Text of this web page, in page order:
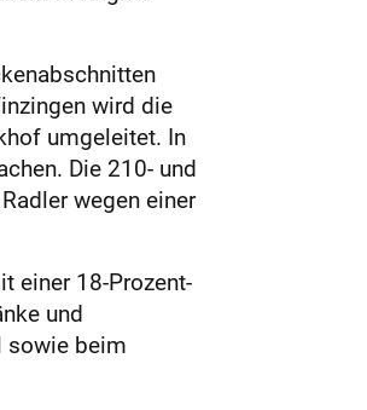
wird die
umgeleitet. In
Die 210- und
wegen einer
einer 18-Prozent-
und
sowie beim